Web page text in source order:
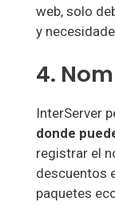
web, solo
y
4.
InterServer
donde
registrar el
descuentos
paquetes